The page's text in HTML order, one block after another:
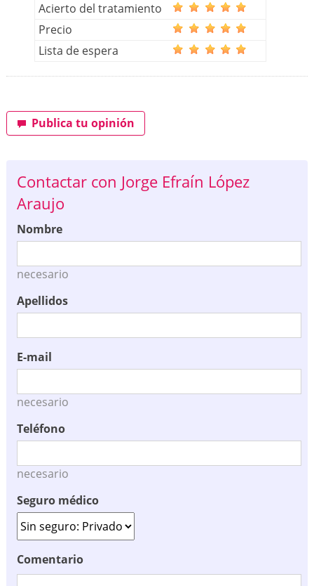
Acierto del tratamiento
Precio
Lista de espera
Publica tu opinión
Contactar con Jorge Efraín López
Araujo
Nombre
necesario
Apellidos
E-mail
necesario
Teléfono
necesario
Seguro médico
Comentario